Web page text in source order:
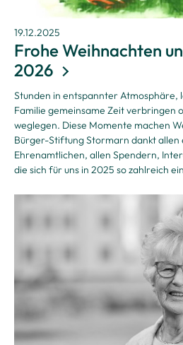
19.12.2025
Frohe Weihnachten
2026
Stunden in entspannter Atmosphäre,
Familie gemeinsame Zeit verbringen
weglegen. Diese Momente machen
Bürger-Stiftung Stormarn dankt allen
Ehrenamtlichen, allen Spendern,
die sich für uns in 2025 so zahlreich